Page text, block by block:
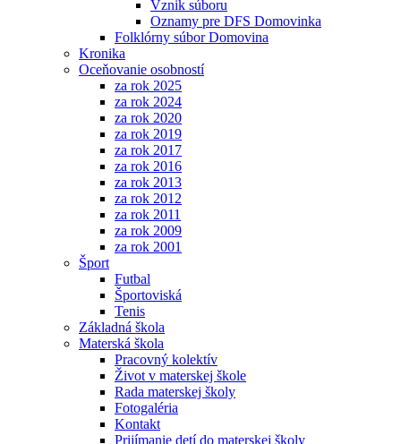
Vznik súboru
Oznamy pre DFS Domovinka
Folklórny súbor Domovina
Kronika
Oceňovanie osobností
za rok 2025
za rok 2024
za rok 2020
za rok 2019
za rok 2017
za rok 2016
za rok 2013
za rok 2012
za rok 2011
za rok 2009
za rok 2001
Šport
Futbal
Športoviská
Tenis
Základná škola
Materská škola
Pracovný kolektív
Život v materskej škole
Rada materskej školy
Fotogaléria
Kontakt
Prijímanie detí do materskej školy